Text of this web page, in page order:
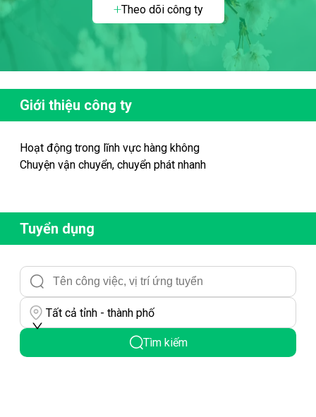
Theo dõi công ty
Giới thiệu công ty
Hoạt động trong lĩnh vực hàng không
Chuyện vận chuyển, chuyển phát nhanh
Tuyển dụng
Tất cả tỉnh - thành phố
Tìm kiếm